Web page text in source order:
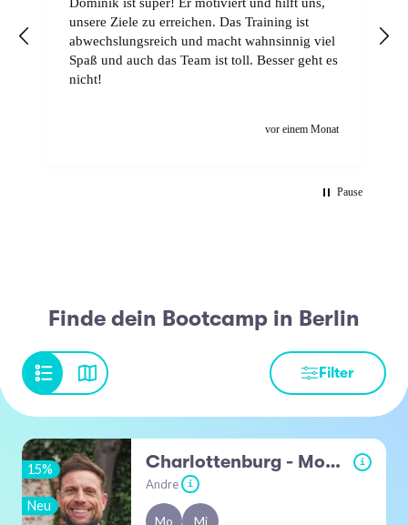
unsere Ziele zu erreichen. Das Training ist
abwechslungsreich und macht wahnsinnig viel
Spaß und auch das Team ist toll. Besser geht es
nicht!
vor einem Monat
Pause
Finde dein Bootcamp in Berlin
Filter
15%
Neu
Charlottenburg - Mommsenstadion i
Andre i
Mo Mi